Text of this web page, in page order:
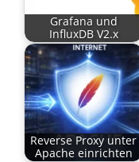
Grafana und
InfluxDB V2.x
Reverse Proxy unter
Apache einrichten